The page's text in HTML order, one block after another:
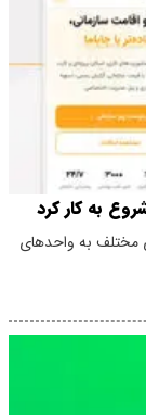
به کار کرد
مختلف به واحدهای